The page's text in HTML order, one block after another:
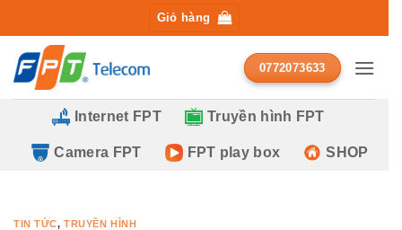
qua
nội
dung
Giỏ hàng
0772073633
Internet FPT Truyền hình FPT
Camera FPT FPT play box SHOP
TIN TỨC,TRUYỀN HÌNH
ĐĂNG KÝ TƯ VẤN MIỄN PHÍ